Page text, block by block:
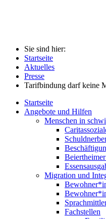
Sie sind hier:
Startseite
Aktuelles
Presse
Tarifbindung darf keine
Startseite
Angebote und Hilfen
Menschen in
Migration und
Fachstellen